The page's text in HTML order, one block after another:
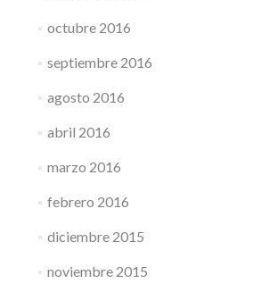
octubre 2016
septiembre 2016
agosto 2016
abril 2016
marzo 2016
febrero 2016
diciembre 2015
noviembre 2015